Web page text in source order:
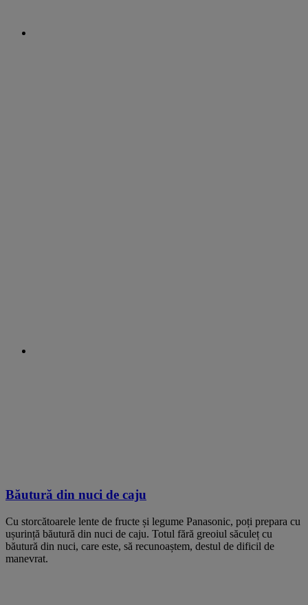
Băutură din nuci de caju
Cu storcătoarele lente de fructe și legume Panasonic, poți prepara cu
ușurință băutură din nuci de caju. Totul fără greoiul săculeț cu
băutură din nuci, care este, să recunoaștem, destul de dificil de
manevrat.